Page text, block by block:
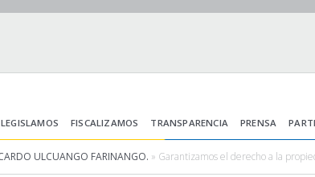
LEGISLAMOS FISCALIZAMOS TRANSPARENCIA PRENSA
ULCUANGO FARINANGO. » Garantizamos el derecho a la